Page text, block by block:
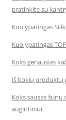
pratinkite su
Kuo ypatingas
Kuo ypatingas
Koks geriausias
Iš kokių produktų
Koks sausas šunų
augintiniui